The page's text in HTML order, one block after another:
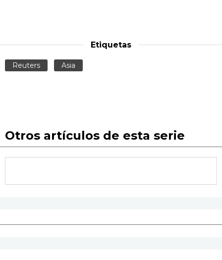
Etiquetas
Reuters Asia
Otros artículos de esta serie